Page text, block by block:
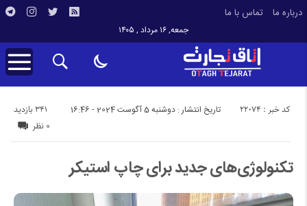
درباره ما تماس با ما
جمعه, ۱۶ مرداد , ۱۴۰۵
تاریخ انتشار : دوشنبه 5 آگوست 2024 - 16:46 341 بازدید کد خبر : 22074
0 نظر
تکنولوژی‌های جدید برای چاپ استیکر